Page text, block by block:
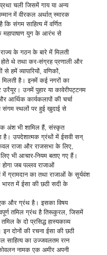
चली जिसमें गाय या अन्य
में वीरकल अर्थात् स्मारक
संगम साहित्य में वर्णित
महापाषाण युग के आरंभ से
के गठन के बारे में मिलती
थे तथा कर-संग्रह प्रणाली और
हमें व्यापारियों, वणिकों,
है। इनमें कई नगरों का
उनमें पुहार या कावेरीपट्टनम
कार्यकलापों की चर्चा
संगम स्थलों पर हुई खुदाई से
अंश भी शामिल हैं, संस्कृत
है। उपदेशात्मक ग्रंथों में ईसवी सन्
राजा और राजसभा के लिए,
भी आचार-नियम बताए गए हैं।
जब पल्लव राजाओं
ग्रामदान का तथा राजाओं के सूर्यवंश
में ईसा की छठी सदी के
और ग्रंथ है। इसका विषय
तमिल ग्रंथ है तिरूकुरल, जिसमें
के दो प्रसिद्ध हास्यकाव्य
दोनों की रचना ईसा की छठी
साहित्य का उज्जवलतम रत्न
नामक एक अमीर अपनी